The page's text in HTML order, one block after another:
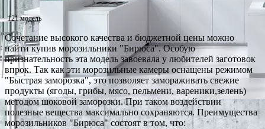
121 модель
Сочетание высокого качества и бюджетной цены можно
найти купив морозильники "Бирюса". Особую
признательность эта модель завоевала у любителей заготовок
впрок. Так как эти морозильные камеры оснащены режимом
"Быстрая заморозка", это позволяет замораживать свежие
продукты (ягоды, грибы, мясо, пельмени, вареники,зелень)
методом шоковой заморозки. При таком воздействии
полезные вещества максимально сохраняются. Преимущества
морозильников "Бирюса" состоят в том, что: